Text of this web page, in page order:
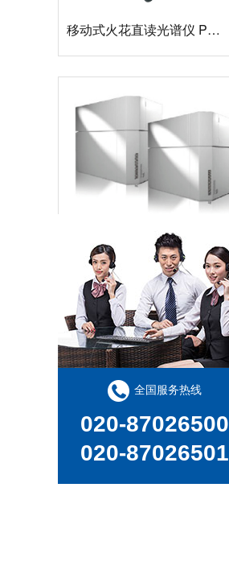
日立EA1280 台式荧光光谱仪，XRF分析仪
全国服务热线
020-87026500
020-87026501